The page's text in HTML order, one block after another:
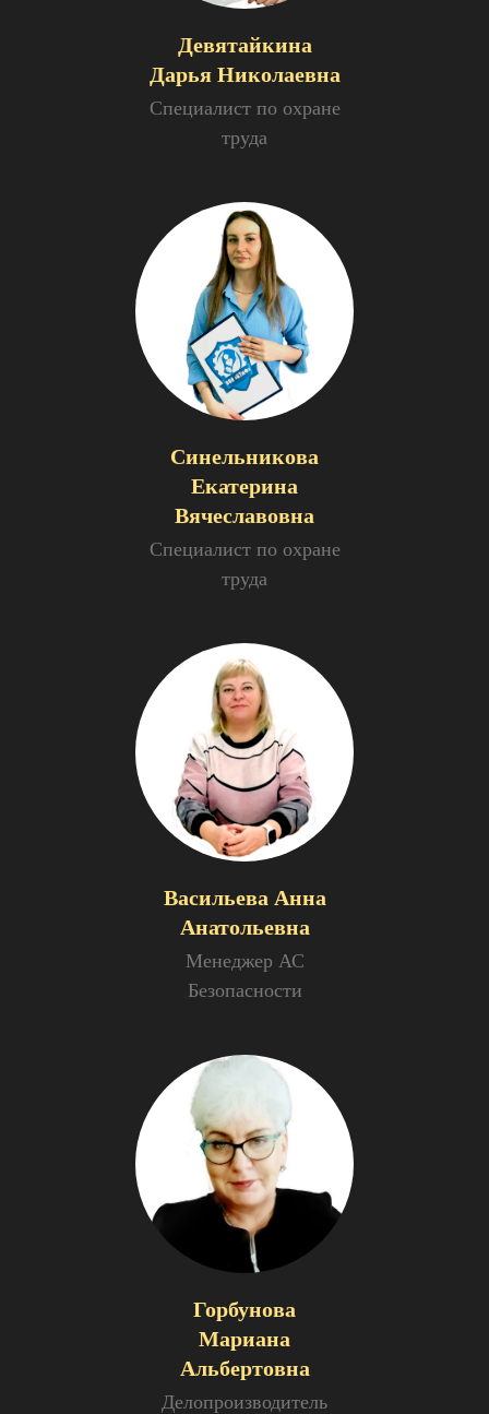
Девятайкина
Дарья Николаевна
Специалист по охране
труда
Синельникова
Екатерина
Вячеславовна
Специалист по охране
труда
Васильева Анна
Анатольевна
Менеджер АС
Безопасности
Горбунова
Мариана
Альбертовна
Делопроизводитель